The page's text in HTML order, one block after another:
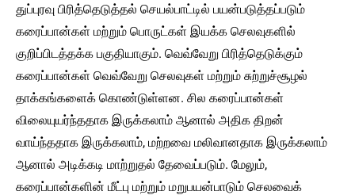
துப்புரவு பிரித்தெடுத்தல் செயல்பாட்டில் பயன்படுத்தப்படும்
கரைப்பான்கள் மற்றும் பொருட்கள் இயக்க செலவுகளில்
குறிப்பிடத்தக்க பகுதியாகும். வெவ்வேறு பிரித்தெடுக்கும்
கரைப்பான்கள் வெவ்வேறு செலவுகள் மற்றும் சுற்றுச்சூழல்
தாக்கங்களைக் கொண்டுள்ளன. சில கரைப்பான்கள்
விலையுயர்ந்ததாக இருக்கலாம் ஆனால் அதிக திறன்
வாய்ந்ததாக இருக்கலாம், மற்றவை மலிவானதாக இருக்கலாம்
ஆனால் அடிக்கடி மாற்றுதல் தேவைப்படும். மேலும்,
கரைப்பான்களின் மீட்பு மற்றும் மறுபயன்பாடும் செலவைக்